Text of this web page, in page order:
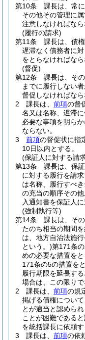
第10条
課長は、常
その他その管理に
注意しなければなら
(履行の請求)
第11条
課長は、債
遅滞なく債務者に
をとらなければなら
(督促)
第12条
課長は、そ
までに履行しない
督促しなければなら
2
課長は、 前項の督
名又は名称、遅滞
必要な事項を明ら
ならない。
3
前項の督促状に指
10日以内とする。
(保証人に対する請
第13条
課長は、保
に対する履行を請
は名称、履行すべ
の充当の順序その
入通知書を保証人
(強制執行等)
第14条
課長は、そ
たのち相当の期間
は、地方自治法施
という。)第171条
めの必要な措置をと
171条の5の措置を
履行期限を延長す
場合は、この限りで
2
課長は、 前項の規
掲げる債権につい
とが適当と認めら
ことが困難である
を統括課長に依頼す
3
課長は、 前項の依